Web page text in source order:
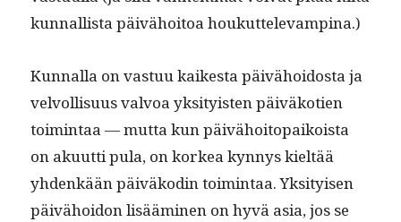
kun­nal­lista päivähoitoa houkuttelevampina.)
Kun­nal­la on vas­tuu kaikesta päivähoi­dos­ta ja
velvol­lisu­us valvoa yksi­ty­is­ten päiväko­tien
toim­intaa — mut­ta kun päivähoitopaikoista
on aku­ut­ti pula, on korkea kyn­nys kieltää
yhdenkään päiväkodin toim­intaa. Yksi­tyisen
päivähoidon lisäämi­nen on hyvä asia, jos se